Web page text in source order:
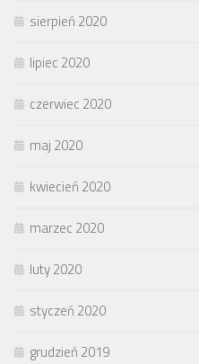
sierpień 2020
lipiec 2020
czerwiec 2020
maj 2020
kwiecień 2020
marzec 2020
luty 2020
styczeń 2020
grudzień 2019